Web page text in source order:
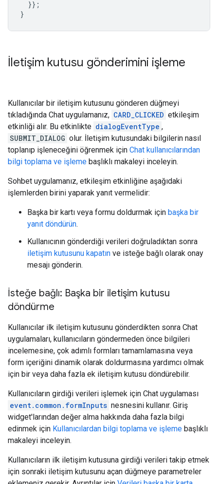
}};
}
İletişim kutusu gönderimini işleme
Kullanıcılar bir iletişim kutusunu gönderen düğmeyi
tıkladığında Chat uygulamanız, CARD_CLICKED etkileşim
etkinliği alır. Bu etkinlikte dialogEventType ,
SUBMIT_DIALOG olur. İletişim kutusundaki bilgilerin nasıl
toplanıp işleneceğini öğrenmek için Chat kullanıcılarından
bilgi toplama ve işleme başlıklı makaleyi inceleyin.
Sohbet uygulamanız, etkileşim etkinliğine aşağıdaki
işlemlerden birini yaparak yanıt vermelidir:
Başka bir kartı veya formu doldurmak için başka bir
yanıt döndürün.
Kullanıcının gönderdiği verileri doğruladıktan sonra
iletişim kutusunu kapatın ve isteğe bağlı olarak onay
mesajı gönderin.
İsteğe bağlı: Başka bir iletişim kutusu
döndürme
Kullanıcılar ilk iletişim kutusunu gönderdikten sonra Chat
uygulamaları, kullanıcıların göndermeden önce bilgileri
incelemesine, çok adımlı formları tamamlamasına veya
form içeriğini dinamik olarak doldurmasına yardımcı olmak
için bir veya daha fazla ek iletişim kutusu döndürebilir.
Kullanıcıların girdiği verileri işlemek için Chat uygulaması
event.common.formInputs nesnesini kullanır. Giriş
widget'larından değer alma hakkında daha fazla bilgi
edinmek için Kullanıcılardan bilgi toplama ve işleme başlıklı
makaleyi inceleyin.
Kullanıcıların ilk iletişim kutusuna girdiği verileri takip etmek
için sonraki iletişim kutusunu açan düğmeye parametreler